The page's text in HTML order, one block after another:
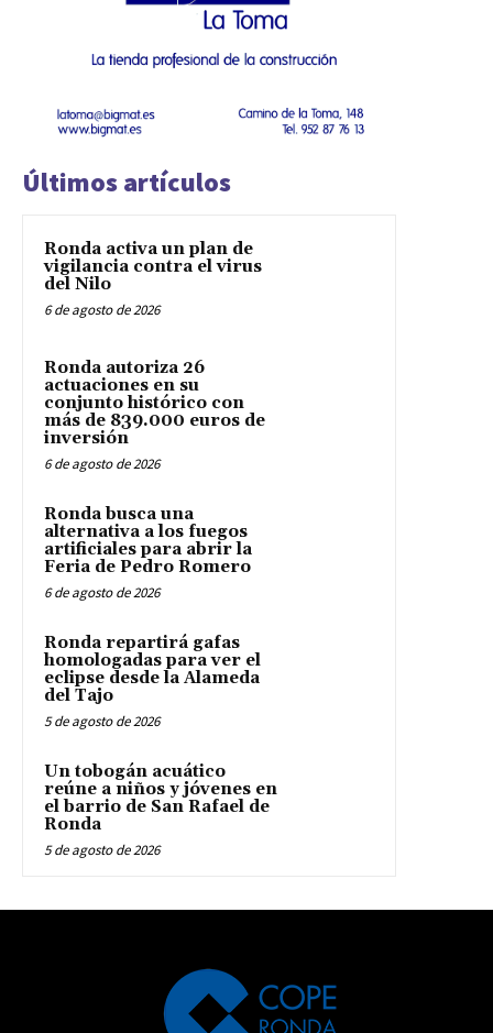
Últimos artículos
Ronda activa un plan de
vigilancia contra el virus
del Nilo
6 de agosto de 2026
Ronda autoriza 26
actuaciones en su
conjunto histórico con
más de 839.000 euros de
inversión
6 de agosto de 2026
Ronda busca una
alternativa a los fuegos
artificiales para abrir la
Feria de Pedro Romero
6 de agosto de 2026
Ronda repartirá gafas
homologadas para ver el
eclipse desde la Alameda
del Tajo
5 de agosto de 2026
Un tobogán acuático
reúne a niños y jóvenes en
el barrio de San Rafael de
Ronda
5 de agosto de 2026